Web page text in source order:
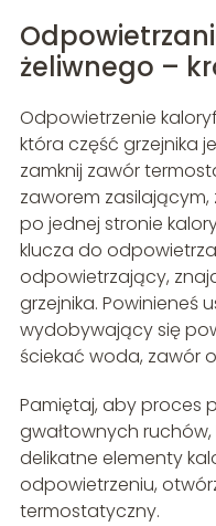
żeliwnego –
Odpowietrzenie
która część grzejnika
zamknij zawór
zaworem
po jednej stronie
klucza do
odpowietrzający,
grzejnika. Powinieneś
wydobywający się
ściekać woda, zawór
Pamiętaj, aby proces
gwałtownych
delikatne elementy
odpowietrzeniu,
termostatyczny.